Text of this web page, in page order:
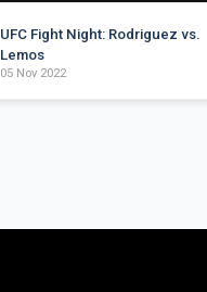
UFC Fight Night: Rodriguez vs.
Lemos
05 Nov 2022